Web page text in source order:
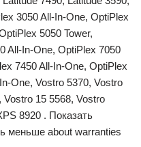
3050 All-In-One, OptiPlex
5050 Tower,
All-In-One, OptiPlex 7050
7450 All-In-One, OptiPlex
One, Vostro 5370, Vostro
Vostro 15 5568, Vostro
8920 . Показать
меньше about warranties